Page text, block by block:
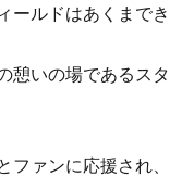
ールドはあくまでき
憩いの場であるスタ
ァンに応援され、